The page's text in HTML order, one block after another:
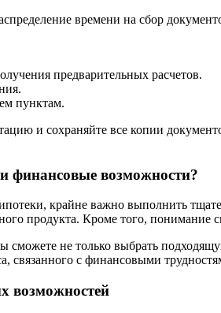
времени на сбор
предварительных расчетов.
пунктам.
и сохраняйте все копии
финансовые возможности?
крайне важно выполнить
продукта. Кроме того,
не только выбрать
связанного с финансовыми
возможностей